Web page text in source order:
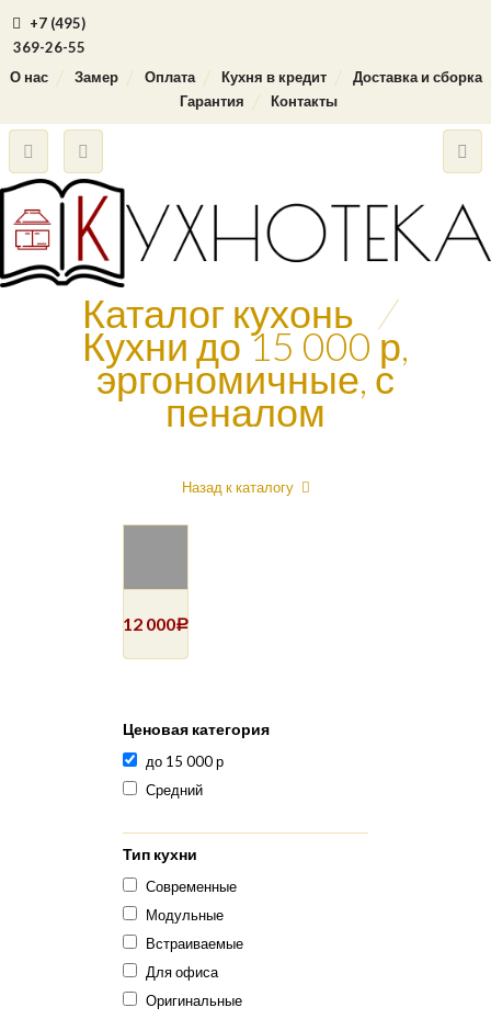
+7 (495)
369-26-55
О нас
Замер Оплата Кухня в кредит
Доставка и сборка
Гарантия
Контакты
Каталог кухонь /
Кухни до 15 000 р,
эргономичные, с
пеналом
Назад к каталогу
12 000Р
Ценовая категория
до 15 000 р
Средний
Тип кухни
Современные
Модульные
Встраиваемые
Для офиса
Оригинальные